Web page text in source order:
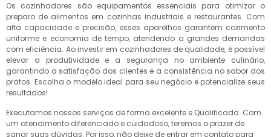
Os cozinhadores são equipamentos essenciais para otimizar o
preparo de alimentos em cozinhas industriais e restaurantes. Com
alta capacidade e precisão, esses aparelhos garantem cozimento
uniforme e economia de tempo, atendendo a grandes demandas
com eficiência. Ao investir em cozinhadores de qualidade, é possível
elevar a produtividade e a segurança no ambiente culinário,
garantindo a satisfação dos clientes e a consistência no sabor dos
pratos. Escolha o modelo ideal para seu negócio e potencialize seus
resultados!
Executamos nossos serviços de forma excelente e Qualificada. Com
um atendimento diferenciado e cuidadoso, teremos o prazer de
sanar suas dúvidas. Por isso, não deixe de entrar em contato para